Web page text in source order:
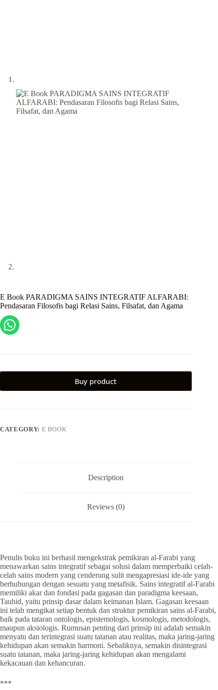
E Book PARADIGMA SAINS INTEGRATIF ALFARABI:
Pendasaran Filosofis bagi Relasi Sains, Filsafat, dan Agama
Buy product
CATEGORY: E BOOK
Description
Reviews (0)
Penulis buku ini berhasil mengekstrak pemikiran al-Farabi yang
menawarkan sains integratif sebagai solusi dalam memperbaiki celah-
celah sains modern yang cenderung sulit mengapresiasi ide-ide yang
berhubungan dengan sesuatu yang metafisik. Sains integratif al-Farabi
memiliki akar dan fondasi pada gagasan dan paradigma keesaan,
Tauhid, yaitu prinsip dasar dalam keimanan Islam. Gagasan keesaan
ini telah mengikat setiap bentuk dan struktur pemikiran sains al-Farabi,
baik pada tataran ontologis, epistemologis, kosmologis, metodologis,
maupun aksiologis. Rumusan penting dari prinsip ini adalah semakin
menyatu dan terintegrasi suatu tatanan atau realitas, maka jaring-jaring
kehidupan akan semakin harmoni. Sebaliknya, semakin disintegrasi
suatu tatanan, maka jaring-jaring kehidupan akan mengalami
kekacauan dan kehancuran.
***